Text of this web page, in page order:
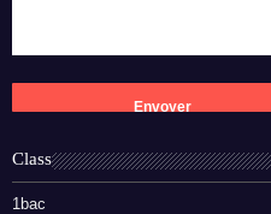
Class
1bac